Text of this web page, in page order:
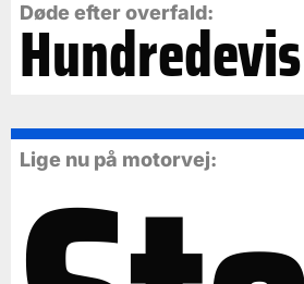
Døde efter overfald:
Lige nu på motorvej: